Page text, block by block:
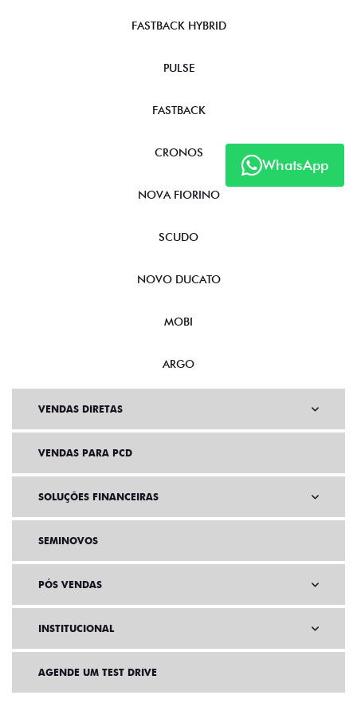
WhatsApp
FASTBACK HYBRID
PULSE
FASTBACK
CRONOS
NOVA FIORINO
SCUDO
NOVO DUCATO
MOBI
ARGO
VENDAS DIRETAS
VENDAS PARA PCD
SOLUÇÕES FINANCEIRAS
SEMINOVOS
PÓS VENDAS
INSTITUCIONAL
AGENDE UM TEST DRIVE